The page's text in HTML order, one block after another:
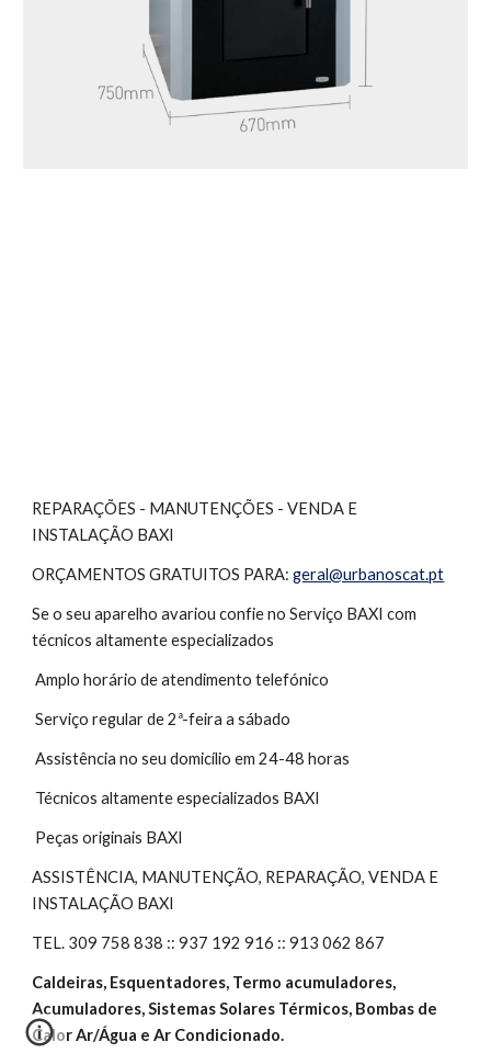
REPARAÇÕES - MANUTENÇÕES - VENDA E
INSTALAÇÃO BAXI
ORÇAMENTOS GRATUITOS PARA: geral@urbanoscat.pt
Se o seu aparelho avariou confie no Serviço BAXI com
técnicos altamente especializados
Amplo horário de atendimento telefónico
Serviço regular de 2ª-feira a sábado
Assistência no seu domicílio em 24-48 horas
Técnicos altamente especializados BAXI
Peças originais BAXI
ASSISTÊNCIA, MANUTENÇÃO, REPARAÇÃO, VENDA E
INSTALAÇÃO BAXI
TEL. 309 758 838 :: 937 192 916 :: 913 062 867
Caldeiras, Esquentadores, Termo acumuladores,
Acumuladores, Sistemas Solares Térmicos, Bombas de
Calor Ar/Água e Ar Condicionado.